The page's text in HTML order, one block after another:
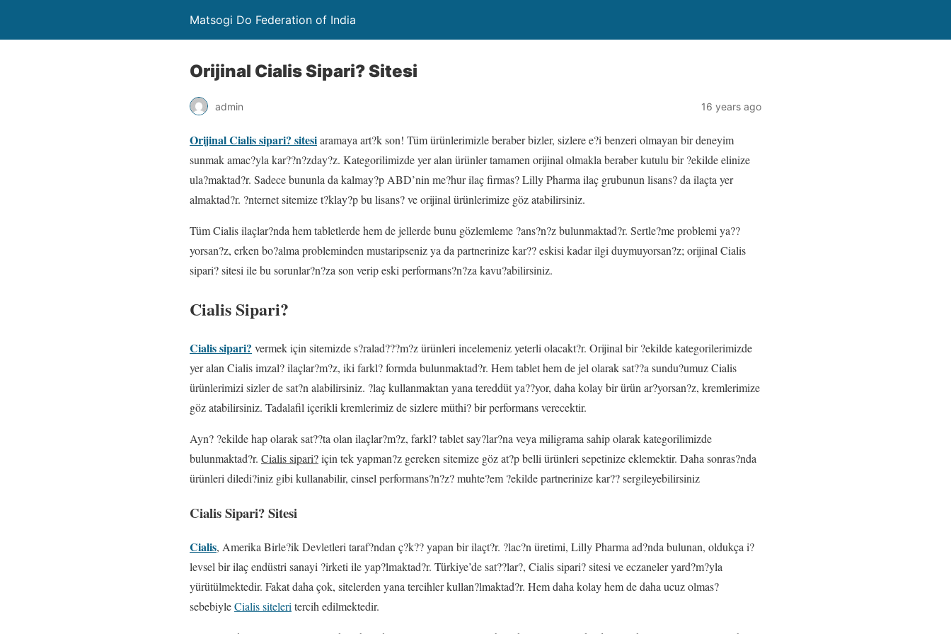
Matsogi Do Federation of India
Orijinal Cialis Sipari? Sitesi
admin 16 years ago
Orijinal Cialis sipari? sitesiaramaya art?k son! Tüm ürünlerimizle beraber bizler, sizlere e?i benzeri olmayan bir deneyim
sunmak amac?yla kar??n?zday?z. Kategorilimizde yer alan ürünler tamamen orijinal olmakla beraber kutulu bir ?ekilde elinize
ula?maktad?r. Sadece bununla da kalmay?p ABD’nin me?hur ilaç firmas? Lilly Pharma ilaç grubunun lisans? da ilaçta yer
almaktad?r. ?nternet sitemize t?klay?p bu lisans? ve orijinal ürünlerimize göz atabilirsiniz.
Tüm Cialis ilaçlar?nda hem tabletlerde hem de jellerde bunu gözlemleme ?ans?n?z bulunmaktad?r. Sertle?me problemi ya??
yorsan?z, erken bo?alma probleminden mustaripseniz ya da partnerinize kar?? eskisi kadar ilgi duymuyorsan?z; orijinal Cialis
sipari? sitesi ile bu sorunlar?n?za son verip eski performans?n?za kavu?abilirsiniz.
Cialis Sipari?
Cialis sipari? vermek için sitemizde s?ralad???m?z ürünleri incelemeniz yeterli olacakt?r. Orijinal bir ?ekilde kategorilerimizde
yer alan Cialis imzal? ilaçlar?m?z, iki farkl? formda bulunmaktad?r. Hem tablet hem de jel olarak sat??a sundu?umuz Cialis
ürünlerimizi sizler de sat?n alabilirsiniz. ?laç kullanmaktan yana tereddüt ya??yor, daha kolay bir ürün ar?yorsan?z, kremlerimize
göz atabilirsiniz. Tadalafil içerikli kremlerimiz de sizlere müthi? bir performans verecektir.
Ayn? ?ekilde hap olarak sat??ta olan ilaçlar?m?z, farkl? tablet say?lar?na veya miligrama sahip olarak kategorilimizde
bulunmaktad?r. Cialis sipari?için tek yapman?z gereken sitemize göz at?p belli ürünleri sepetinize eklemektir. Daha sonras?nda
ürünleri diledi?iniz gibi kullanabilir, cinsel performans?n?z? muhte?em ?ekilde partnerinize kar?? sergileyebilirsiniz
Cialis Sipari? Sitesi
Cialis, Amerika Birle?ik Devletleri taraf?ndan ç?k?? yapan bir ilaçt?r. ?lac?n üretimi, Lilly Pharma ad?nda bulunan, oldukça i?
levsel bir ilaç endüstri sanayi ?irketi ile yap?lmaktad?r. Türkiye’de sat??lar?, Cialis sipari? sitesi ve eczaneler yard?m?yla
yürütülmektedir. Fakat daha çok, sitelerden yana tercihler kullan?lmaktad?r. Hem daha kolay hem de daha ucuz olmas?
sebebiyleCialis siteleritercih edilmektedir.